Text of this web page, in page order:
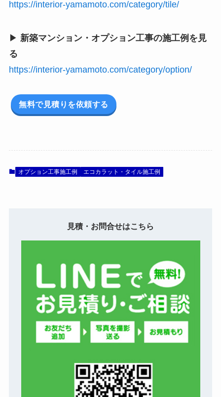
https://interior-yamamoto.com/category/tile/
▶ 新築マンション・オプション工事の施工例を見
る
https://interior-yamamoto.com/category/option/
無料で見積りを依頼する
オプション工事施工例 エコカラット・タイル施工例
見積・お問合せはこちら